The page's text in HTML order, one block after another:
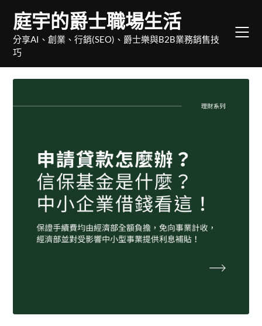
content
庭宇的爵士職場生活
分享AI、創業、行銷(SEO)、爵士樂與B2B業務銷售技
巧